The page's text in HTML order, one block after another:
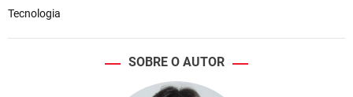
Tecnologia
SOBRE O AUTOR